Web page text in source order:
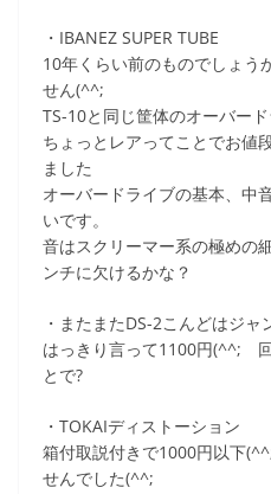
・IBANEZ SUPER TUBE
10年くらい前のものでしょう
せん(^^;
TS-10と同じ筐体のオーバード
ちょっとレアってことでお値
ました
オーバードライブの基本、中
いです。
音はスクリーマー系の極めの
ンチに欠けるかな？
・またまたDS-2こんどはジャ
はっきり言って1100円(^^;
とで?
・TOKAIディストーション
箱付取説付きで1000円以下
せんでした(^^;